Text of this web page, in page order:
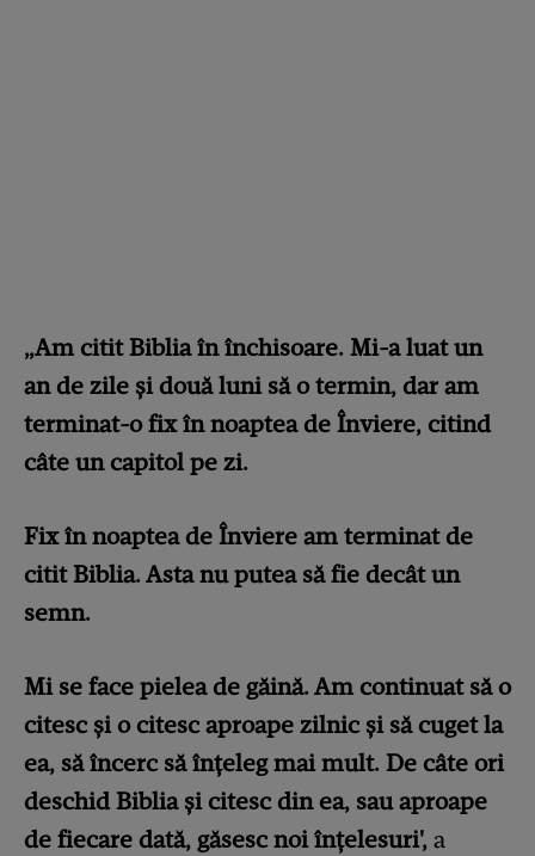
„Am citit Biblia în închisoare. Mi-a luat un
an de zile și două luni să o termin, dar am
terminat-o fix în noaptea de Înviere, citind
câte un capitol pe zi.
Fix în noaptea de Înviere am terminat de
citit Biblia. Asta nu putea să fie decât un
semn.
Mi se face pielea de găină. Am continuat să o
citesc și o citesc aproape zilnic și să cuget la
ea, să încerc să înțeleg mai mult. De câte ori
deschid Biblia și citesc din ea, sau aproape
de fiecare dată, găsesc noi înțelesuri', a